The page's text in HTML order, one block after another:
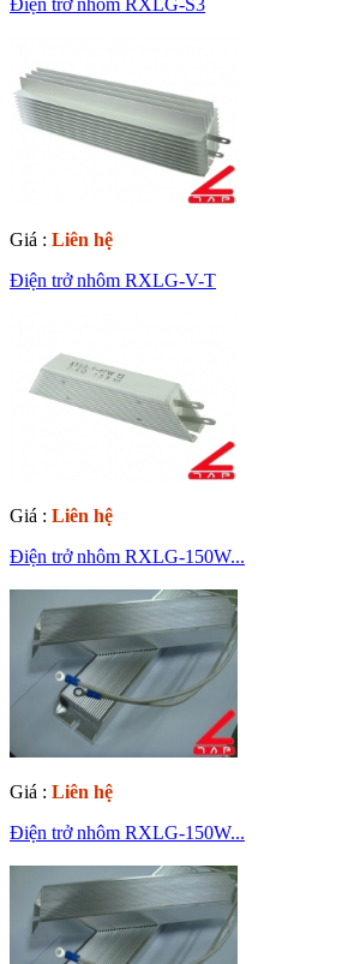
Điện trở nhôm RXLG-S3
Giá : Liên hệ
Điện trở nhôm RXLG-V-T
Giá : Liên hệ
Điện trở nhôm RXLG-150W...
Giá : Liên hệ
Điện trở nhôm RXLG-150W...